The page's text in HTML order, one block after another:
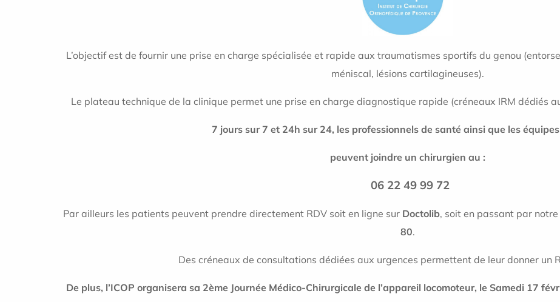
L’objectif est de fournir une prise en charge spécialisée et rapide aux traumatismes sportifs du genou
méniscal, lésions cartilagineuses).
Le plateau technique de la clinique permet une prise en charge diagnostique rapide (créneaux IRM dédiés
7 jours sur 7 et 24h sur 24, les professionnels de santé ainsi que les
peuvent joindre un chirurgien au :
06 22 49 99 72
Par ailleurs les patients peuvent prendre directement RDV soit en ligne sur Doctolib, soit en passant par
80.
Des créneaux de consultations dédiées aux urgences permettent de leur donner un
De plus, l’ICOP organisera sa 2ème Journée Médico-Chirurgicale de l’appareil locomoteur, le Samedi 17